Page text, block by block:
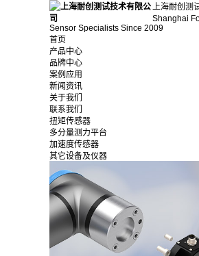
上海耐创测
Shanghai
Sensor Specialists Since 2009
首页
产品中心
品牌中心
案例应用
新闻资讯
关于我们
联系我们
扭矩传感器
多分量测力平台
加速度传感器
其它设备及仪器